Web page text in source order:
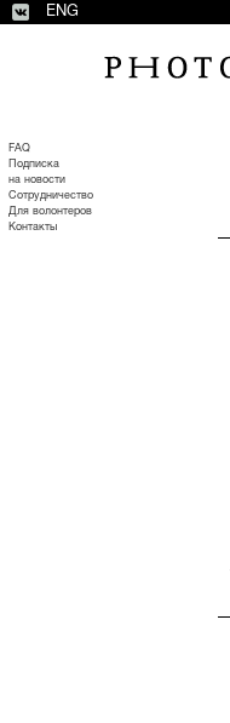
ENG
FAQ
Подписка
на новости
Сотрудничество
Для волонтеров
Контакты